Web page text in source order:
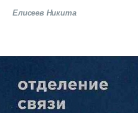
Елисеев Никита